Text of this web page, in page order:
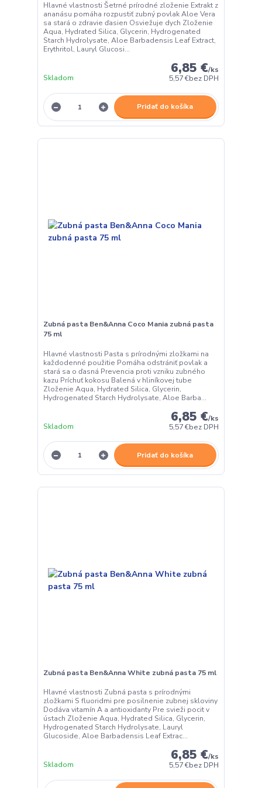
Hlavné vlastnosti Šetrné prírodné zloženie Extrakt z
ananásu pomáha rozpustiť zubný povlak Aloe Vera
sa stará o zdravie ďasien Osviežuje dych Zloženie
Aqua, Hydrated Silica, Glycerin, Hydrogenated
Starch Hydrolysate, Aloe Barbadensis Leaf Extract,
Erythritol, Lauryl Glucosi...
6,85 €/ks
5,57 €bez DPH
Skladom
Pridať do košíka
Zubná pasta Ben&Anna Coco Mania zubná pasta
75 ml
Hlavné vlastnosti Pasta s prírodnými zložkami na
každodenné použitie Pomáha odstrániť povlak a
stará sa o ďasná Prevencia proti vzniku zubného
kazu Príchuť kokosu Balená v hliníkovej tube
Zloženie Aqua, Hydrated Silica, Glycerin,
Hydrogenated Starch Hydrolysate, Aloe Barba...
6,85 €/ks
5,57 €bez DPH
Skladom
Pridať do košíka
Zubná pasta Ben&Anna White zubná pasta 75 ml
Hlavné vlastnosti Zubná pasta s prírodnými
zložkami S fluoridmi pre posilnenie zubnej skloviny
Dodáva vitamín A a antioxidanty Pre svieži pocit v
ústach Zloženie Aqua, Hydrated Silica, Glycerin,
Hydrogenated Starch Hydrolysate, Lauryl
Glucoside, Aloe Barbadensis Leaf Extrac...
6,85 €/ks
5,57 €bez DPH
Skladom